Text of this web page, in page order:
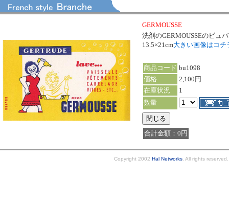
GERMOUSSE
洗剤のGERMOUSSEのビュ
13.5×21cm大きい画像はコ
商品コード bu1098
価格
2,100円
在庫状況
1
数量
合計金額：0円
Copyright 2002 Hal Networks . All rights